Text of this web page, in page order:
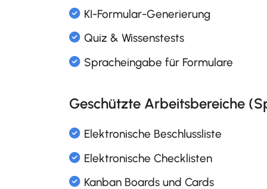
Templatesprache
Volltextsuche in Office
Formulare & Umfragen
Geschützte Arbeitsbereiche